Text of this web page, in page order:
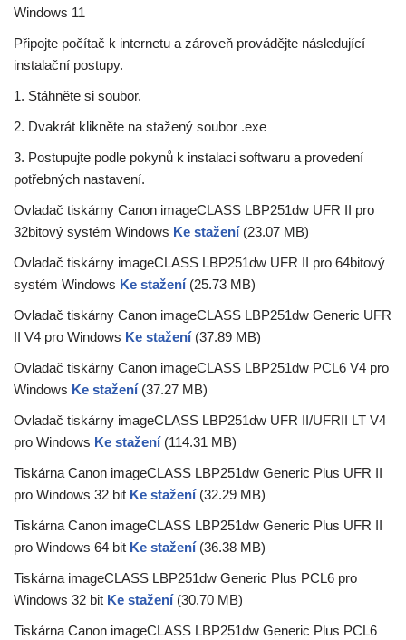
Windows 11
Připojte počítač k internetu a zároveň provádějte následující
instalační postupy.
1. Stáhněte si soubor.
2. Dvakrát klikněte na stažený soubor .exe
3. Postupujte podle pokynů k instalaci softwaru a provedení
potřebných nastavení.
Ovladač tiskárny Canon imageCLASS LBP251dw UFR II pro
32bitový systém Windows Ke stažení (23.07 MB)
Ovladač tiskárny imageCLASS LBP251dw UFR II pro 64bitový
systém Windows Ke stažení (25.73 MB)
Ovladač tiskárny Canon imageCLASS LBP251dw Generic UFR
II V4 pro Windows Ke stažení (37.89 MB)
Ovladač tiskárny Canon imageCLASS LBP251dw PCL6 V4 pro
Windows Ke stažení (37.27 MB)
Ovladač tiskárny imageCLASS LBP251dw UFR II/UFRII LT V4
pro Windows Ke stažení (114.31 MB)
Tiskárna Canon imageCLASS LBP251dw Generic Plus UFR II
pro Windows 32 bit Ke stažení (32.29 MB)
Tiskárna Canon imageCLASS LBP251dw Generic Plus UFR II
pro Windows 64 bit Ke stažení (36.38 MB)
Tiskárna imageCLASS LBP251dw Generic Plus PCL6 pro
Windows 32 bit Ke stažení (30.70 MB)
Tiskárna Canon imageCLASS LBP251dw Generic Plus PCL6